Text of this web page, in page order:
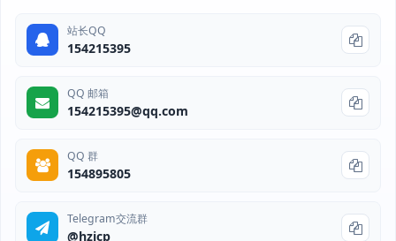
站长QQ
154215395
QQ 邮箱
154215395@qq.com
QQ 群
154895805
Telegram交流群
@hzjcp